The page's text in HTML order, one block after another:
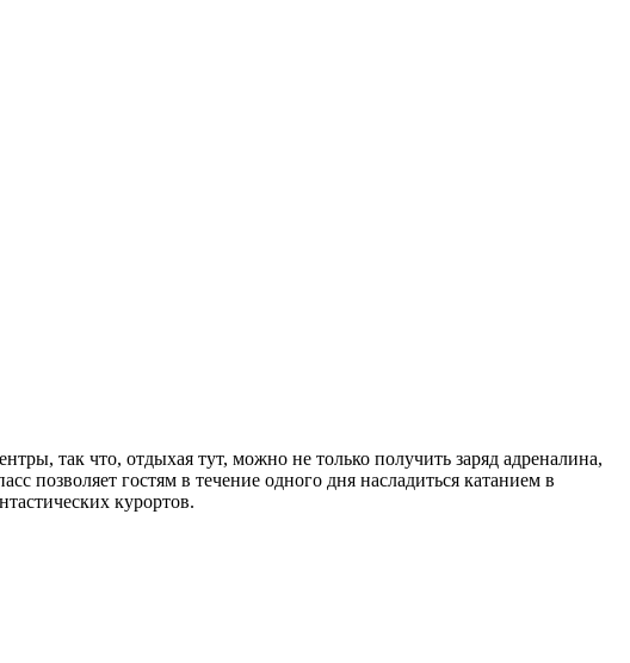
так что, отдыхая тут, можно не только получить заряд адреналина,
позволяет гостям в течение одного дня насладиться катанием в
курортов.